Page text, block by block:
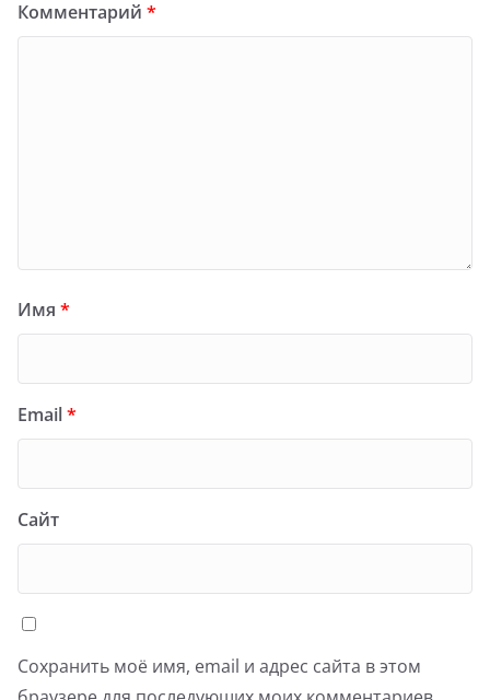
Комментарий *
Имя *
Email*
Сайт
Сохранить моё имя, email и адрес сайта в этом